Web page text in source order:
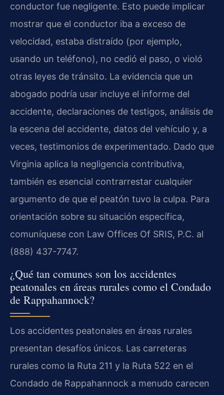
conductor fue negligente. Esto puede implicar
mostrar que el conductor iba a exceso de
velocidad, estaba distraído (por ejemplo,
usando un teléfono), no cedió el paso, o violó
otras leyes de tránsito. La evidencia que un
abogado podría usar incluye el informe del
accidente, declaraciones de testigos, análisis de
la escena del accidente, datos del vehículo y, a
veces, testimonios de experimentado. Dado que
Virginia aplica la negligencia contributiva,
también es esencial contrarrestar cualquier
argumento de que el peatón tuvo la culpa. Para
orientación sobre su situación específica,
comuníquese con Law Offices Of SRIS, P.C. al
(888) 437-7747.
¿Qué tan comunes son los accidentes
peatonales en áreas rurales como el Condado
de Rappahannock?
Los accidentes peatonales en áreas rurales
presentan desafíos únicos. Las carreteras
rurales como la Ruta 211 y la Ruta 522 en el
Condado de Rappahannock a menudo carecen